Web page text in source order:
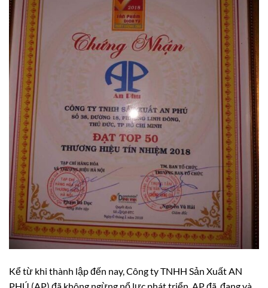
Kể từ khi thành lập đến nay, Công ty TNHH Sản Xuất AN